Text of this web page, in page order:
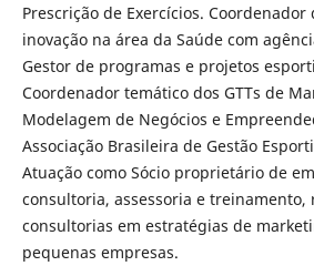
Prescrição de Exercícios.
inovação na área da Saúde com
Gestor de programas e projetos
Coordenador temático dos GTTs de
Modelagem de Negócios e
Associação Brasileira de Gestão
Atuação como Sócio proprietário de
consultoria, assessoria e treinamento,
consultorias em estratégias de
pequenas empresas.